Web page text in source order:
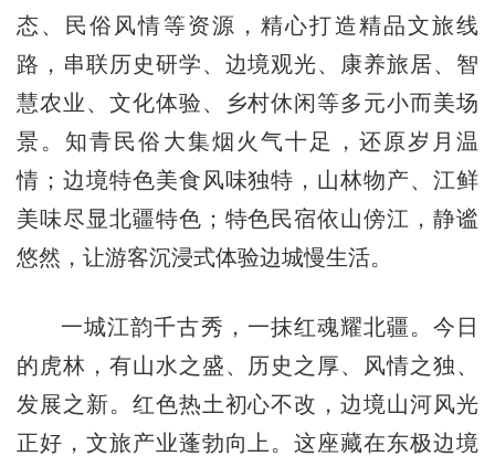
态、民俗风情等资源，精心打造精品文旅线
路，串联历史研学、边境观光、康养旅居、智
慧农业、文化体验、乡村休闲等多元小而美场
景。知青民俗大集烟火气十足，还原岁月温
情；边境特色美食风味独特，山林物产、江鲜
美味尽显北疆特色；特色民宿依山傍江，静谧
悠然，让游客沉浸式体验边城慢生活。
一城江韵千古秀，一抹红魂耀北疆。今日
的虎林，有山水之盛、历史之厚、风情之独、
发展之新。红色热土初心不改，边境山河风光
正好，文旅产业蓬勃向上。这座藏在东极边境